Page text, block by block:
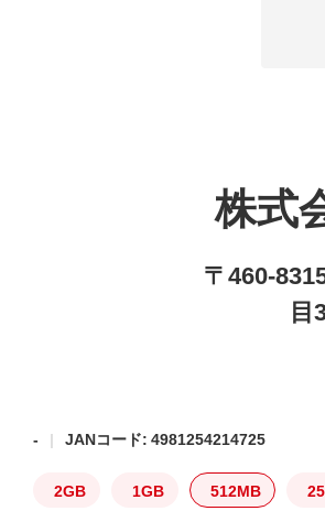
株式
〒460-
目
- JANコード: 4981254214725
2GB 1GB 512MB